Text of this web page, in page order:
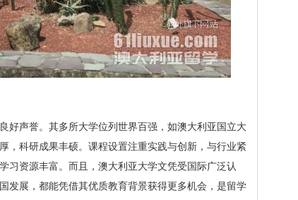
好声誉。其多所大学位列世界百强，如澳大利亚国立大
，科研成果丰硕。课程设置注重实践与创新，与行业紧
习资源丰富。而且，澳大利亚大学文凭受国际广泛认
发展，都能凭借其优质教育背景获得更多机会，是留学